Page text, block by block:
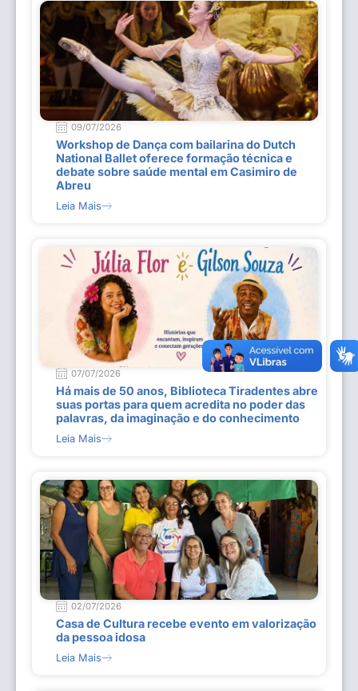
09/07/2026
Workshop de Dança com bailarina do Dutch
National Ballet oferece formação técnica e
debate sobre saúde mental em Casimiro de
Abreu
Leia Mais
07/07/2026
Há mais de 50 anos, Biblioteca Tiradentes abre
suas portas para quem acredita no poder das
palavras, da imaginação e do conhecimento
Leia Mais
02/07/2026
Casa de Cultura recebe evento em valorização
da pessoa idosa
Leia Mais